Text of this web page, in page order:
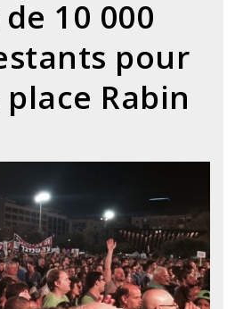
10 000
pour
Rabin